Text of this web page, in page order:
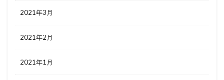
2021年3月
2021年2月
2021年1月